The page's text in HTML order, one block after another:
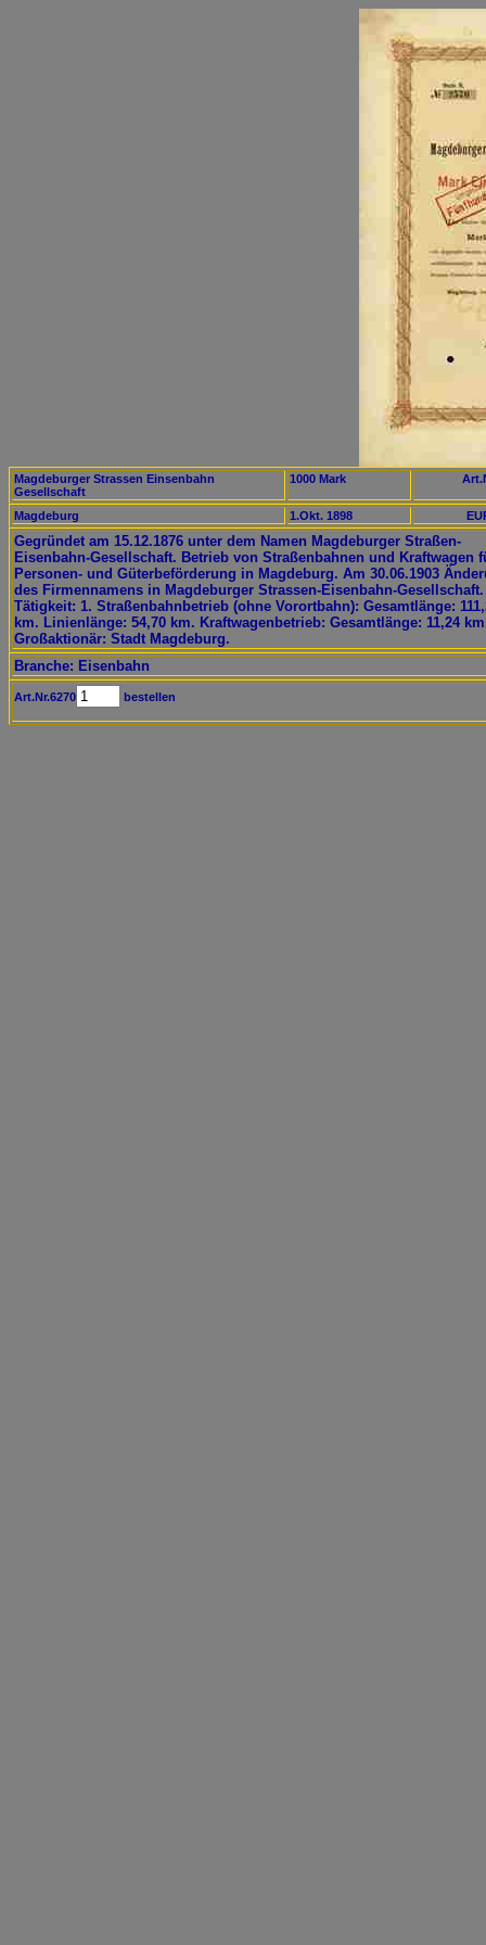
Magdeburger Strassen Einsenbahn
Gesellschaft
1000 Mark
Magdeburg 1.Okt. 1898
Gegründet am 15.12.1876 unter dem Namen Magdeburger Straßen-
Eisenbahn-Gesellschaft. Betrieb von Straßenbahnen und Kraftwagen
Personen- und Güterbeförderung in Magdeburg. Am 30.06.1903
des Firmennamens in Magdeburger Strassen-Eisenbahn-Gesellschaft.
Tätigkeit: 1. Straßenbahnbetrieb (ohne Vorortbahn): Gesamtlänge:
km. Linienlänge: 54,70 km. Kraftwagenbetrieb: Gesamtlänge: 11,24
Großaktionär: Stadt Magdeburg.
Branche: Eisenbahn
Art.Nr.6270 bestellen